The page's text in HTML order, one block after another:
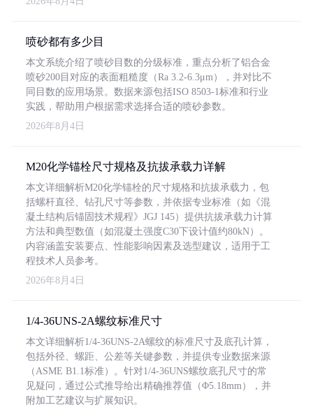
喷砂都有多少目
本文系统介绍了喷砂目数的分级标准，重点分析了铝合金
喷砂200目对应的表面粗糙度（Ra 3.2-6.3μm），并对比不
同目数的应用场景。数据来源包括ISO 8503-1标准和行业
实践，帮助用户根据需求选择合适的喷砂参数。
2026年8月4日
M20化学锚栓尺寸规格及抗拔承载力详解
本文详细解析M20化学锚栓的尺寸规格和抗拔承载力，包
括螺杆直径、钻孔尺寸等参数，并依据专业标准（如《混
凝土结构后锚固技术规程》JGJ 145）提供抗拔承载力计算
方法和典型数值（如混凝土强度C30下设计值约80kN）。
内容涵盖安装要点、性能影响因素及选型建议，适用于工
程技术人员参考。
2026年8月4日
1/4-36UNS-2A螺纹标准尺寸
本文详细解析1/4-36UNS-2A螺纹的标准尺寸及底孔计算，
包括外径、螺距、公差等关键参数，并提供专业数据来源
（ASME B1.1标准）。针对1/4-36UNS螺纹底孔尺寸的常
见疑问，通过公式推导给出精确推荐值（Φ5.18mm），并
附加工艺建议与扩展知识。